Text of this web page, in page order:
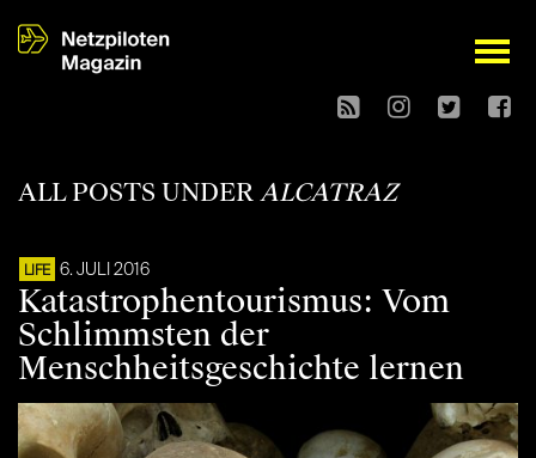
open
ALL POSTS UNDERALCATRAZ
LIFE 6. JULI 2016
Katastrophentourismus: Vom
Schlimmsten der
Menschheitsgeschichte lernen